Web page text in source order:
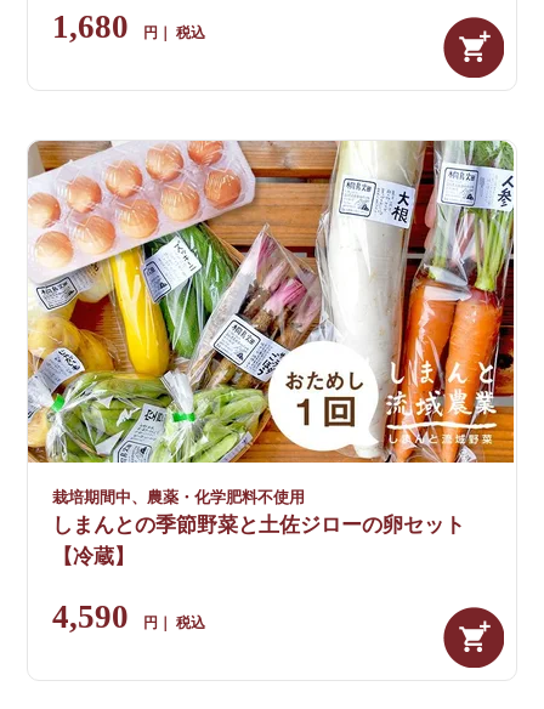
1,680 税込
栽培期間中、農薬・化学肥料不使用
しまんとの季節野菜と土佐ジローの卵セット
【冷蔵】
4,590 税込